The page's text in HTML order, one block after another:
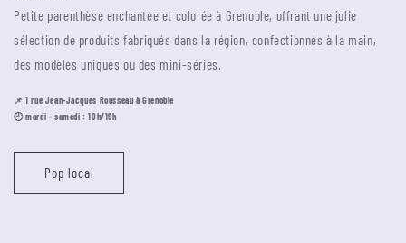
Petite parenthèse enchantée et colorée à Grenoble, offrant une jolie
sélection de produits fabriqués dans la région, confectionnés à la main,
des modèles uniques ou des mini-séries.
📌 1 rue Jean-Jacques Rousseau à Grenoble
🕙 mardi - samedi : 10h/19h
Pop local